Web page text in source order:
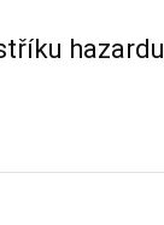
hazardu